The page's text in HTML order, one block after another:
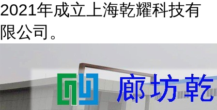
2021年成立上海乾耀科技有
限公司。